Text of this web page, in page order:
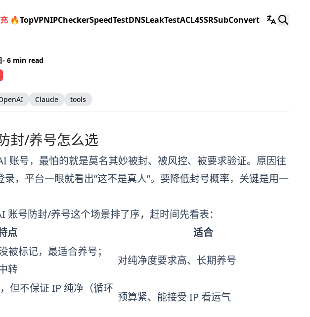
🔥TopVPNIPCheckerSpeedTestDNSLeakTestACL4SSRSubConvert
- 6 min read
Claude tools
封/养号怎么选
账号，最怕的就是莫名其妙被封、被风控、被要求验证。原因往
，平台一眼就看出”这不是真人”。要降低封号概率，关键是用一
号防封/养号这个场景排了序，赶时间先看表：
点 适合
被标记，最适合养号；
转
对纯净度要求高、长期养号
但不保证 IP 纯净（循环
预算紧、能接受 IP 看运气